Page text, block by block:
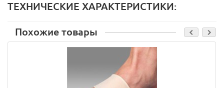
ТЕХНИЧЕСКИЕ ХАРАКТЕРИСТИКИ:
Похожие товары